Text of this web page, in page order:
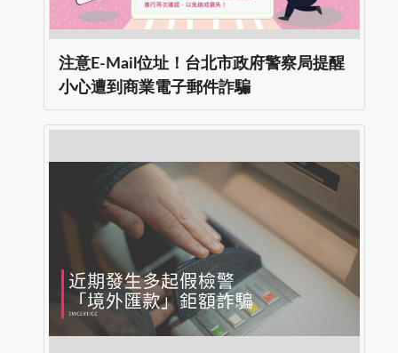
注意E-Mail位址！台北市政府警察局提醒
小心遭到商業電子郵件詐騙